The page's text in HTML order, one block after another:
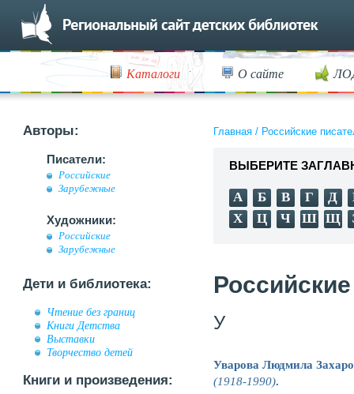
Каталоги О сайте
Авторы:
Писатели:
Российские
Зарубежные
Художники:
Российские
Зарубежные
Дети и библиотека:
Чтение без границ
Книги Детства
Выставки
Творчество детей
Книги и произведения:
Главная / Российские
ВЫБЕРИТЕ
А Б В Г Д
Х
Ц Ч Ш Щ
У
Уварова Людмила
(1918-1990).